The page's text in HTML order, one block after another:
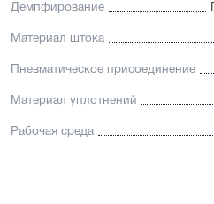
Демпфирование
Материал штока
Пневматическое присоединение
Материал уплотнений
Рабочая среда